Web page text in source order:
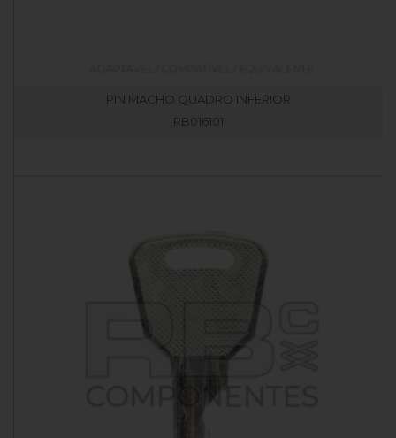
PIN MACHO QUADRO INFERIOR
RB016101